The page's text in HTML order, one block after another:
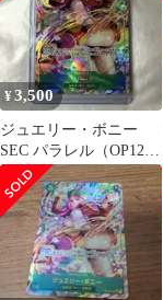
¥3,500
ジュエリー・ボニー
SEC パラレル（OP12-
118)